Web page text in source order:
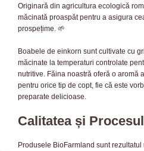
Originară din agricultura ecologică
măcinată proaspăt pentru a asigura
prospețime. 🌱
Boabele de einkorn sunt cultivate cu
măcinate la temperaturi controlate
nutritive. Făina noastră oferă o aromă
pentru orice tip de copt, fie că este
preparate delicioase.
Calitatea și
Produsele BioFarmland sunt